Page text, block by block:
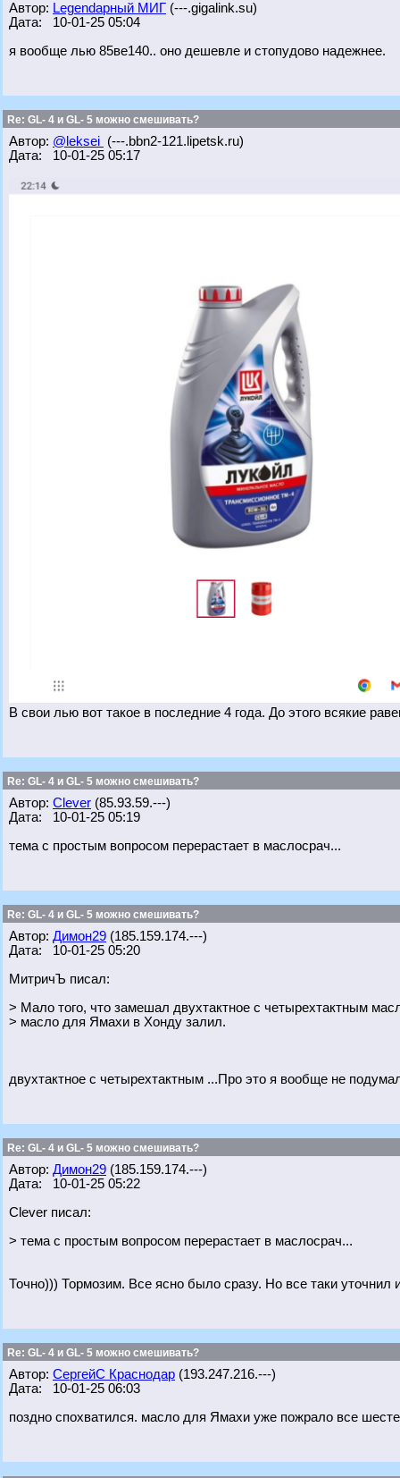
Автор: Legendарный МИГ (---.gigalink.su)
Дата: 10-01-25 05:04
я вообще лью 85ве140.. оно дешевле и стопудово надежнее.
Re: GL- 4 и GL- 5 можно смешивать?
Автор: @leksei (---.bbn2-121.lipetsk.ru)
Дата: 10-01-25 05:17
В свои лью вот такое в последние 4 года. До этого всякие
Re: GL- 4 и GL- 5 можно смешивать?
Автор: Clever (85.93.59.---)
Дата: 10-01-25 05:19
тема с простым вопросом перерастает в маслосрач...
Re: GL- 4 и GL- 5 можно смешивать?
Автор: Димон29 (185.159.174.---)
Дата: 10-01-25 05:20
МитричЪ писал:
> Мало того, что замешал двухтактное с четырехтактным
> масло для Ямахи в Хонду залил.
двухтактное с четырехтактным ...Про это я вообще не
Re: GL- 4 и GL- 5 можно смешивать?
Автор: Димон29 (185.159.174.---)
Дата: 10-01-25 05:22
Clever писал:
> тема с простым вопросом перерастает в маслосрач...
Точно))) Тормозим. Все ясно было сразу. Но все таки
Re: GL- 4 и GL- 5 можно смешивать?
Автор: СергейС Краснодар (193.247.216.---)
Дата: 10-01-25 06:03
поздно спохватился. масло для Ямахи уже пожрало все